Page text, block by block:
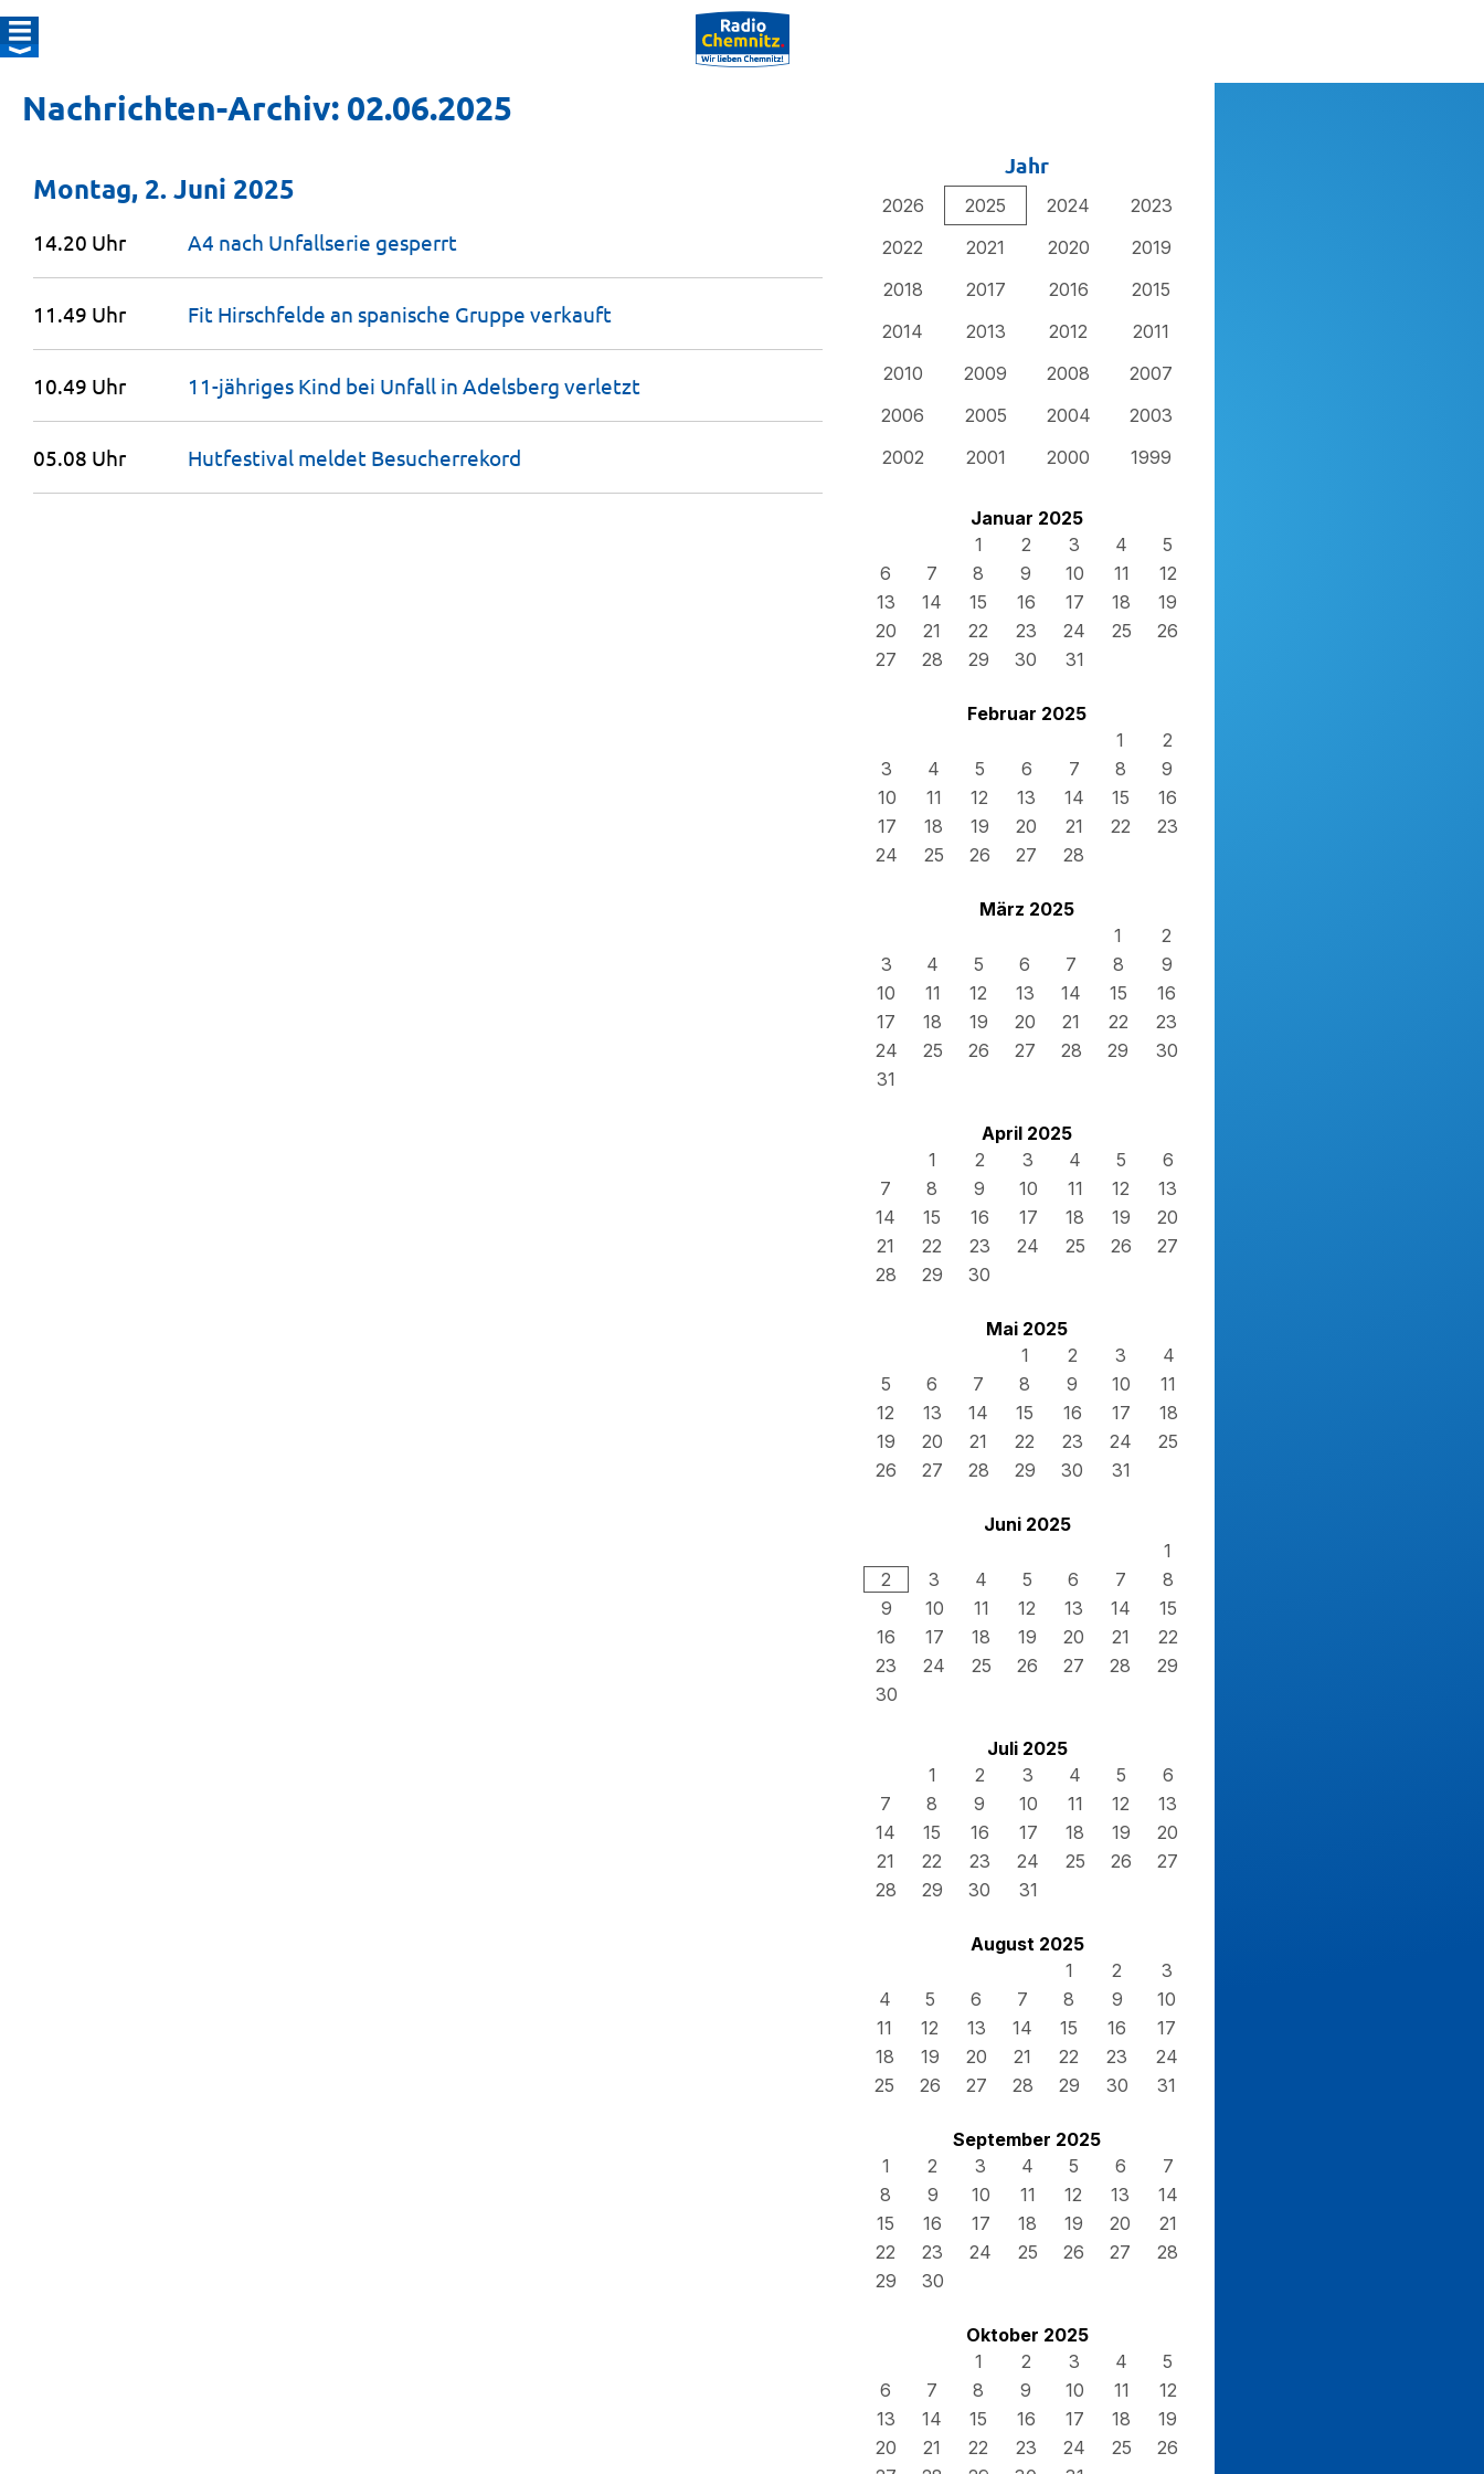
Nachrichten-Archiv: 02.06.2025
Jahr
2026 2025 2024
2023
2022
2021 2020
2019
2018
2017 2016
2015
2014
2013 2012
2011
2010
2009 2008
2007
2006
2005 2004
2003
2002
2001 2000 1999
Januar 2025
1
2 3 4
5
6
7 8 9 10 11
12
13
14 15 16 17 18
19
20
21 22 23 24 25
26
27
28 29 30 31
Februar 2025
1
2
3
4 5 6 7 8
9
10
11 12 13 14 15
16
17
18 19 20 21 22
23
24
25 26 27 28
März 2025
1
2
3
4 5 6 7 8
9
10
11 12 13 14 15
16
17
18 19 20 21 22
23
24
25 26 27 28 29
30
31
April 2025
1
2 3 4 5
6
7
8 9 10 11 12
13
14
15 16 17 18 19
20
21
22 23 24 25 26
27
28
29 30
Mai 2025
1
2 3
4
5
6 7 8 9 10
11
12
13 14 15 16 17
18
19
20 21 22 23 24
25
26
27 28 29 30 31
Juni 2025
1
2
3 4 5 6 7
8
9
10 11 12 13 14
15
16
17 18 19 20 21
22
23
24 25 26 27 28
29
30
Juli 2025
1
2 3 4 5
6
7
8 9 10 11 12
13
14
15 16 17 18 19
20
21
22 23 24 25 26
27
28
29 30 31
August 2025
1
2
3
4
5 6 7 8 9
10
11
12 13 14 15 16
17
18
19 20 21 22 23
24
25
26 27 28 29 30 31
September 2025
1
2 3 4 5 6
7
8
9 10 11 12 13
14
15
16 17 18 19 20
21
22
23 24 25 26 27
28
29
30
Oktober 2025
1
2 3 4
5
6
7 8 9 10 11
12
13
14 15 16 17 18
19
20
21 22 23 24 25
26
Montag, 2. Juni 2025
14.20 Uhr A4 nach Unfallserie gesperrt
11.49 Uhr Fit Hirschfelde an spanische Gruppe verkauft
10.49 Uhr 11-jähriges Kind bei Unfall in Adelsberg verletzt
05.08 Uhr Hutfestival meldet Besucherrekord